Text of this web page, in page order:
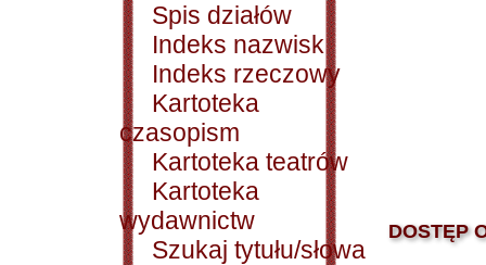
Spis działów
Indeks nazwisk
Indeks rzeczowy
Kartoteka
czasopism
Kartoteka teatrów
Kartoteka
wydawnictw
Szukaj tytułu/słowa
DOSTĘP